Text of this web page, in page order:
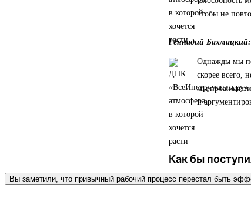
чтобы не
Геннадий Бахмацкий:
Однажды мы
скорее всего,
мы
и
Как бы
Вы заметили, что привычный рабочий процесс перестал быть